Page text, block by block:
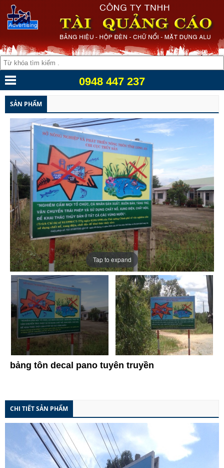
0948 447 237
SẢN PHẨM
Tap to expand
bảng tôn decal pano tuyên truyền
CHI TIẾT SẢN PHẨM